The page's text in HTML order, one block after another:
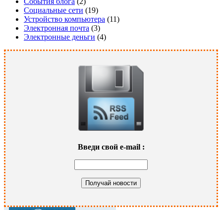
Социальные сети (19)
Устройство компьютера (11)
Электронная почта (3)
Электронные деньги (4)
Введи свой e-mail :